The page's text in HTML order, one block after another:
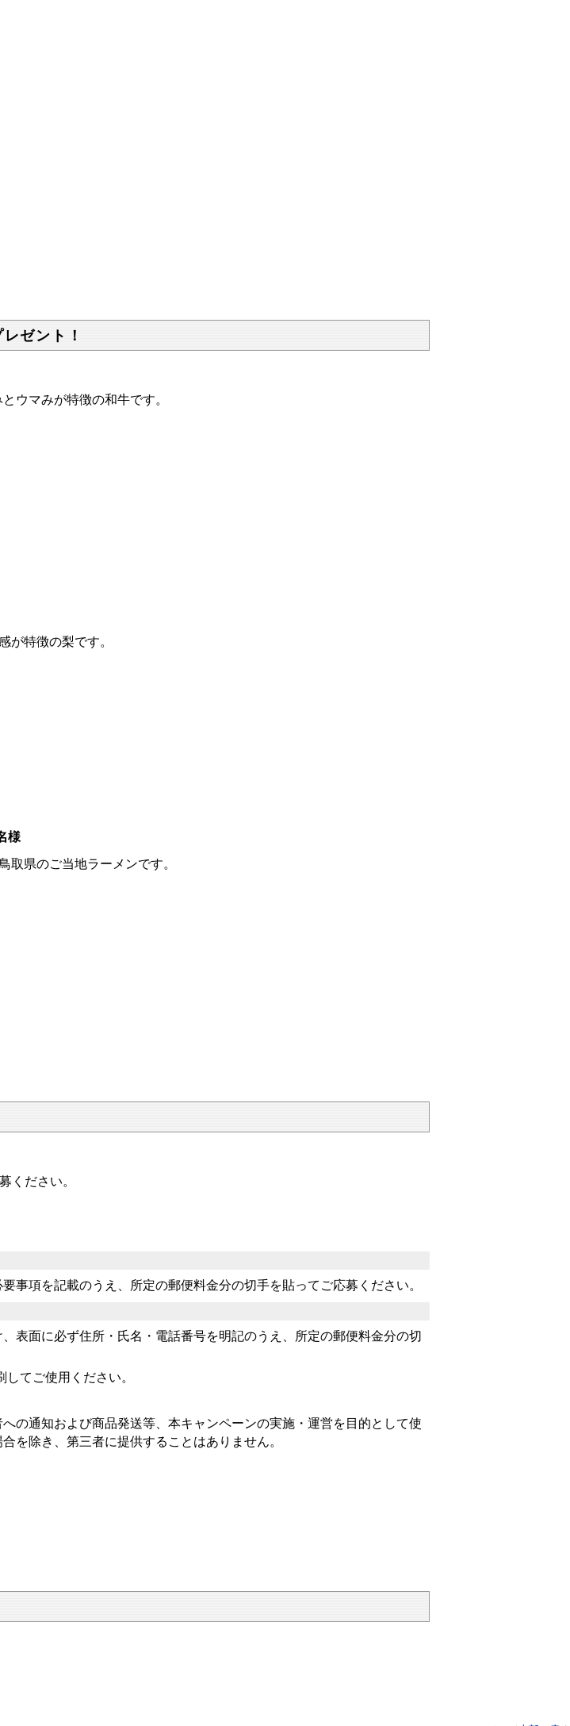
ゼント！
ウマみが特徴の和牛です。
が特徴の梨です。
様
取県のご当地ラーメンです。
ください。
事項を記載のうえ、所定の郵便料金分の切手を貼ってご応募ください。
表面に必ず住所・氏名・電話番号を明記のうえ、所定の郵便料金分の切
てご使用ください。
の通知および商品発送等、本キャンペーンの実施・運営を目的として使
を除き、第三者に提供することはありません。